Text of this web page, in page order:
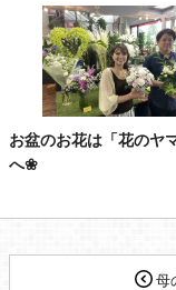
お盆のお花は「花のヤ
へ❀
母